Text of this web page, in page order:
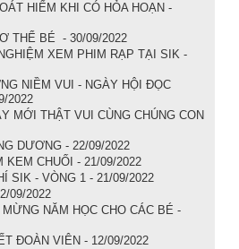
HIỂM KHI CÓ HỎA HOẠN -
THỂ BÉ - 30/09/2022
XEM PHIM RẠP TẠI SIK -
NIỀM VUI - NGÀY HỘI ĐỌC
2022
MỚI THẬT VUI CÙNG CHÚNG CON
DƯƠNG - 22/09/2022
KEM CHUỐI - 21/09/2022
SIK - VÒNG 1 - 21/09/2022
09/2022
NĂM HỌC CHO CÁC BÉ -
ĐOÀN VIÊN - 12/09/2022